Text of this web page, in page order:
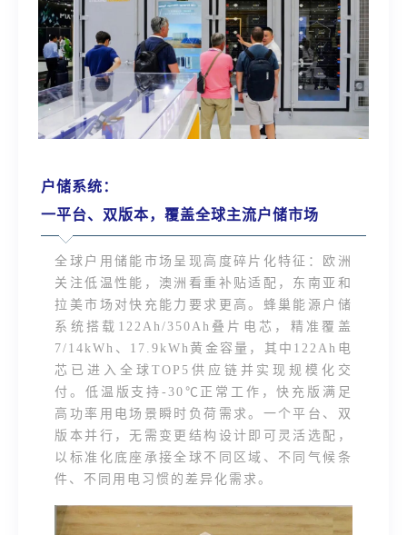
户储系统：
一平台、双版本，覆盖全球主流户储市场
全球户用储能市场呈现高度碎片化特征：欧洲
关注低温性能，澳洲看重补贴适配，东南亚和
拉美市场对快充能力要求更高。蜂巢能源户储
系统搭载 122Ah/350Ah叠片电芯，精准覆盖
7/14kWh、17.9kWh黄金容量 ，其中122Ah电
芯已进入全球TOP5供应链并实现规模化交
付。低温版支持-30℃正常工作，快充版满足
高功率用电场景瞬时负荷需求。一个平台、双
版本并行，无需变更结构设计即可灵活选配，
以标准化底座承接全球不同区域、不同气候条
件、不同用电习惯的差异化需求。